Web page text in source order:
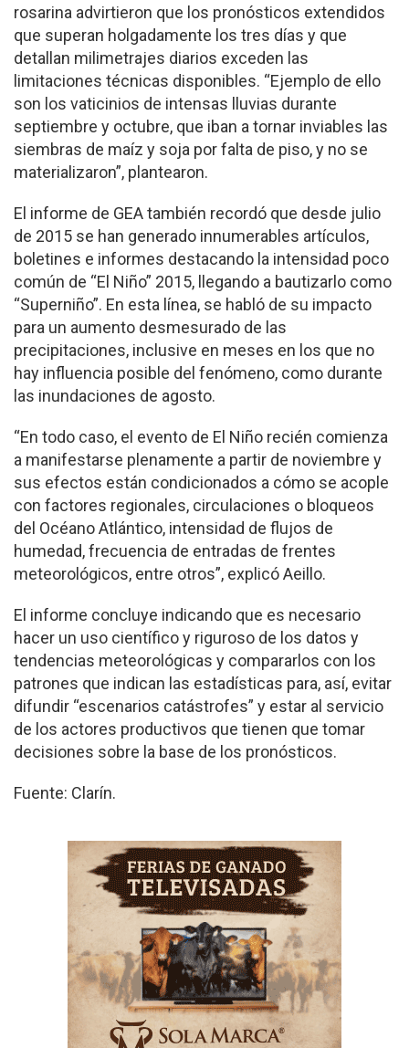
rosarina advirtieron que los pronósticos extendidos
que superan holgadamente los tres días y que
detallan milimetrajes diarios exceden las
limitaciones técnicas disponibles. “Ejemplo de ello
son los vaticinios de intensas lluvias durante
septiembre y octubre, que iban a tornar inviables las
siembras de maíz y soja por falta de piso, y no se
materializaron”, plantearon.
El informe de GEA también recordó que desde julio
de 2015 se han generado innumerables artículos,
boletines e informes destacando la intensidad poco
común de “El Niño” 2015, llegando a bautizarlo como
“Superniño”. En esta línea, se habló de su impacto
para un aumento desmesurado de las
precipitaciones, inclusive en meses en los que no
hay influencia posible del fenómeno, como durante
las inundaciones de agosto.
“En todo caso, el evento de El Niño recién comienza
a manifestarse plenamente a partir de noviembre y
sus efectos están condicionados a cómo se acople
con factores regionales, circulaciones o bloqueos
del Océano Atlántico, intensidad de flujos de
humedad, frecuencia de entradas de frentes
meteorológicos, entre otros”, explicó Aeillo.
El informe concluye indicando que es necesario
hacer un uso científico y riguroso de los datos y
tendencias meteorológicas y compararlos con los
patrones que indican las estadísticas para, así, evitar
difundir “escenarios catástrofes” y estar al servicio
de los actores productivos que tienen que tomar
decisiones sobre la base de los pronósticos.
Fuente: Clarín.